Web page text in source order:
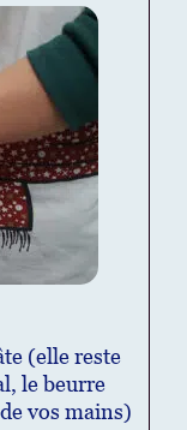
(elle reste
le beurre
vos mains)